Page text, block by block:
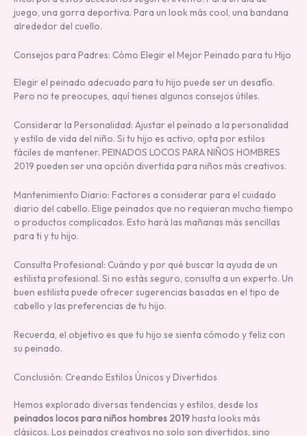
juego, una gorra deportiva. Para un look más cool, una bandana
alrededor del cuello.
Consejos para Padres: Cómo Elegir el Mejor Peinado para tu Hijo
Elegir el peinado adecuado para tu hijo puede ser un desafío.
Pero no te preocupes, aquí tienes algunos consejos útiles.
Considerar la Personalidad: Ajustar el peinado a la personalidad
y estilo de vida del niño. Si tu hijo es activo, opta por estilos
fáciles de mantener. PEINADOS LOCOS PARA NIÑOS HOMBRES
2019 pueden ser una opción divertida para niños más creativos.
Mantenimiento Diario: Factores a considerar para el cuidado
diario del cabello. Elige peinados que no requieran mucho tiempo
o productos complicados. Esto hará las mañanas más sencillas
para ti y tu hijo.
Consulta Profesional: Cuándo y por qué buscar la ayuda de un
estilista profesional. Si no estás seguro, consulta a un experto. Un
buen estilista puede ofrecer sugerencias basadas en el tipo de
cabello y las preferencias de tu hijo.
Recuerda, el objetivo es que tu hijo se sienta cómodo y feliz con
su peinado.
Conclusión: Creando Estilos Únicos y Divertidos
Hemos explorado diversas tendencias y estilos, desde los
peinados locos para niños hombres 2019hasta looks más
clásicos. Los peinados creativos no solo son divertidos, sino